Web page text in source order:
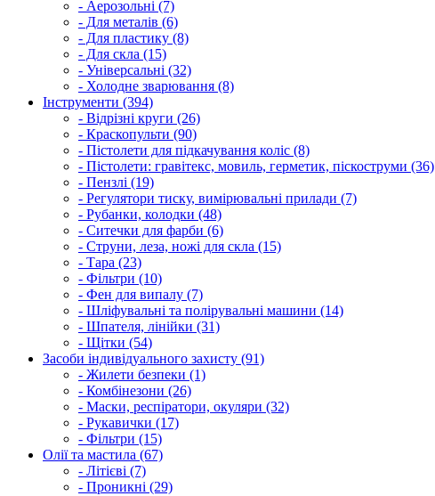
- Аерозольні (7)
- Для металів (6)
- Для пластику (8)
- Для скла (15)
- Універсальні (32)
- Холодне зварювання (8)
Інструменти (394)
- Відрізні круги (26)
- Краскопульти (90)
- Пістолети для підкачування коліс (8)
- Пістолети: гравітекс, мовиль, герметик, піскоструми (36)
- Пензлі (19)
- Регулятори тиску, вимірювальні прилади (7)
- Рубанки, колодки (48)
- Ситечки для фарби (6)
- Струни, леза, ножі для скла (15)
- Тара (23)
- Фільтри (10)
- Фен для випалу (7)
- Шліфувальні та полірувальні машини (14)
- Шпателя, лінійки (31)
- Щітки (54)
Засоби індивідуального захисту (91)
- Жилети безпеки (1)
- Комбінезони (26)
- Маски, респіратори, окуляри (32)
- Рукавички (17)
- Фільтри (15)
Олії та мастила (67)
- Літієві (7)
- Проникні (29)